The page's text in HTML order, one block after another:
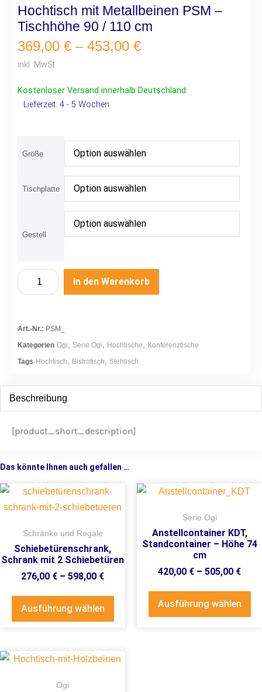
Hochtisch mit Metallbeinen PSM –
Tischhöhe 90 / 110 cm
369,00 € – 453,00 €
inkl. MwSt.
Kostenloser Versand innerhalb Deutschland
Lieferzeit: 4 - 5 Wochen
Größe
Tischplatte
Gestell
In den Warenkorb
Art.-Nr.: PSM_
Kategorien Ogi Serie Ogi Hochtische
Konferenztische
Tags Hochtisch Bistrotisch Stehtisch
[product_short_description]
Das könnte Ihnen auch gefallen …
Schränke und Regale
Schiebetürenschrank,
Schrank mit 2 Schiebetüren
276,00 € – 598,00 €
Ausführung wählen
Serie Ogi
Anstellcontainer KDT,
Standcontainer – Höhe 74
cm
420,00 € – 505,00 €
Ausführung wählen
Ogi